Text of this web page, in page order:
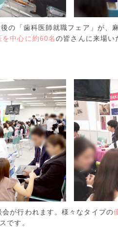
の「歯科医師就職フェア」が、
を中心に約60名の皆さんに来場い
が行われます。様々なタイプの
です。